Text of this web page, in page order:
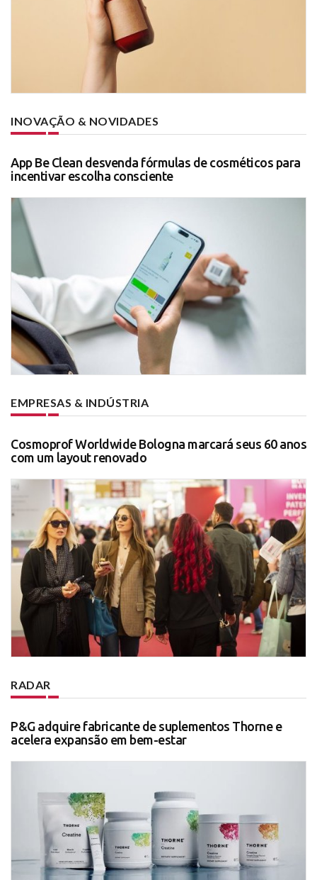
INOVAÇÃO & NOVIDADES
App Be Clean desvenda fórmulas de cosméticos para
incentivar escolha consciente
EMPRESAS & INDÚSTRIA
Cosmoprof Worldwide Bologna marcará seus 60 anos
com um layout renovado
RADAR
P&G adquire fabricante de suplementos Thorne e
acelera expansão em bem-estar